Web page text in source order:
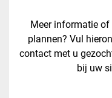
Meer informatie of
plannen? Vul
contact met u
bij uw